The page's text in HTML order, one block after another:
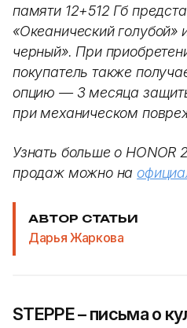
памяти 12+512 Гб
«Океанический голубой»
черный». При
покупатель также
опцию — 3 месяца
при механическом
Узнать больше о HONOR
продаж можно на
АВТОР СТАТЬИ
Дарья Жаркова
STEPPE – письма о